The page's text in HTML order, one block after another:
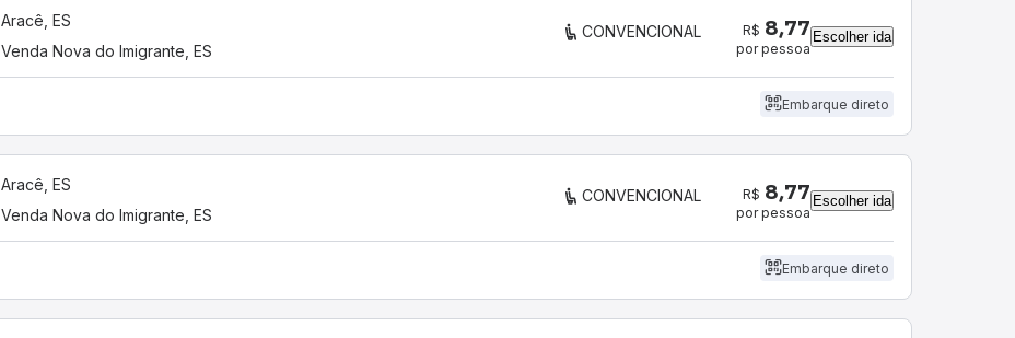
Aracê, ES
Venda Nova do Imigrante, ES
CONVENCIONAL R$ 8,77
por pessoa
Escolher ida
Embarque direto
Aracê, ES
Venda Nova do Imigrante, ES
CONVENCIONAL R$ 8,77
por pessoa
Escolher ida
Embarque direto